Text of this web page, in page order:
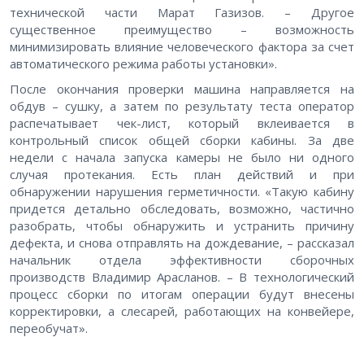
технической части Марат Газизов. – Другое
существенное преимущество – возможность
минимизировать влияние человеческого фактора за счет
автоматического режима работы установки».
После окончания проверки машина направляется на
обдув – сушку, а затем по результату теста оператор
распечатывает чек-лист, который вклеивается в
контрольный список общей сборки кабины. За две
недели с начала запуска камеры не было ни одного
случая протекания. Есть план действий и при
обнаружении нарушения герметичности. «Такую кабину
придется детально обследовать, возможно, частично
разобрать, чтобы обнаружить и устранить причину
дефекта, и снова отправлять на дождевание, – рассказал
начальник отдела эффективности сборочных
производств Владимир Арасланов. – В технологический
процесс сборки по итогам операции будут внесены
корректировки, а слесарей, работающих на конвейере,
переобучат».